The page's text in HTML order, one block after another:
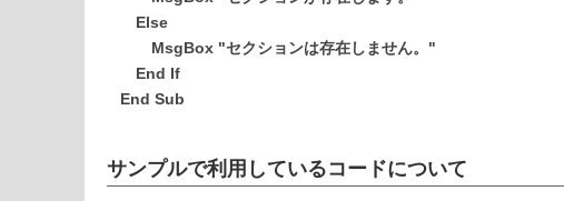
Else
MsgBox "セクションは存在しません。"
End If
End Sub
サンプルで利用しているコードについて